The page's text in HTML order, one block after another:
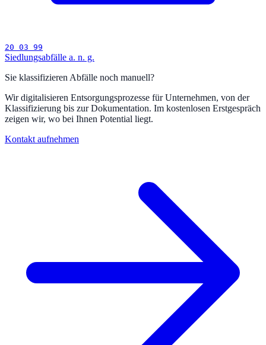
20 03 99
Siedlungsabfälle a. n. g.
Sie klassifizieren Abfälle noch manuell?
Wir digitalisieren Entsorgungsprozesse für Unternehmen, von der
Klassifizierung bis zur Dokumentation. Im kostenlosen Erstgespräch
zeigen wir, wo bei Ihnen Potential liegt.
Kontakt aufnehmen